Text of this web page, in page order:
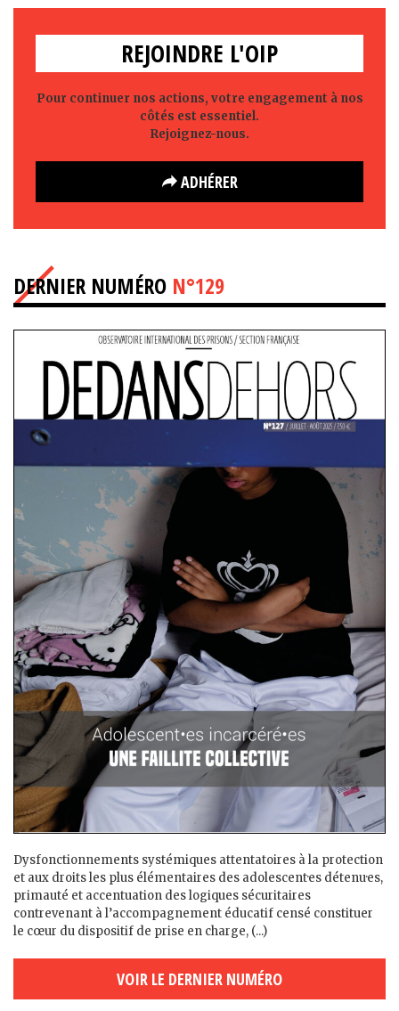
REJOINDRE L'OIP
Pour continuer nos actions, votre engagement à nos
côtés est essentiel.
Rejoignez-nous.
ADHÉRER
DERNIER NUMÉRO N°129
Dysfonctionnements systémiques attentatoires à la protection
et aux droits les plus élémentaires des adolescent·es détenu·es,
primauté et accentuation des logiques sécuritaires
contrevenant à l’accompagnement éducatif censé constituer
le cœur du dispositif de prise en charge, (...)
VOIR LE DERNIER NUMÉRO